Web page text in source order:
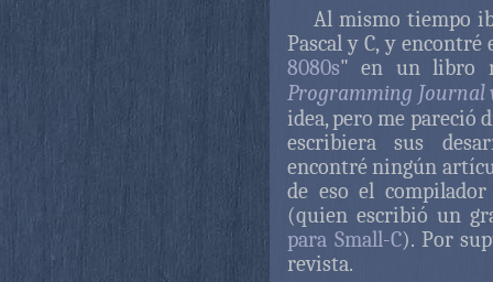
Al mismo tiempo
Pascal y C, y
8080s" en un libro
Programming Journal
idea, pero me pareció
escribiera sus
encontré ningún
de eso el
(quien escribió un
para Small-C). Por
revista.